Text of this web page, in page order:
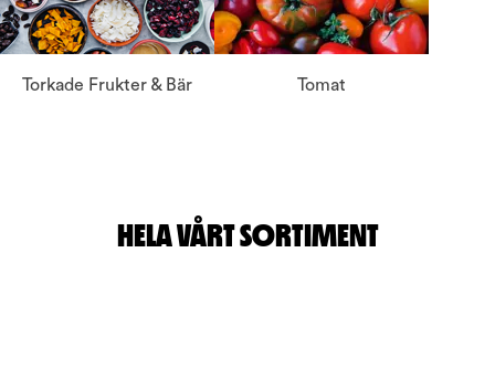
Torkade Frukter & Bär Tomat
HELA VÅRT SORTIMENT